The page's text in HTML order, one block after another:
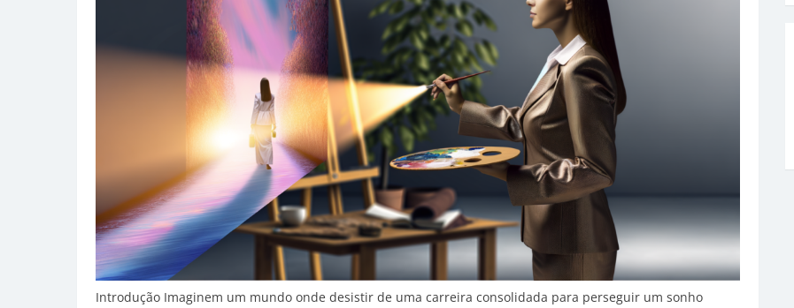
Introdução Imaginem um mundo onde desistir de uma carreira consolidada para perseguir um sonho